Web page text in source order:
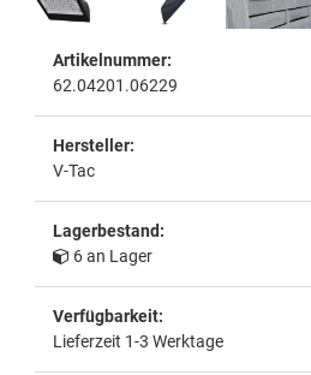
Artikelnummer:
62.04201.06229
Hersteller:
V-Tac
Lagerbestand:
6 an Lager
Verfügbarkeit:
Lieferzeit 1-3 Werktage